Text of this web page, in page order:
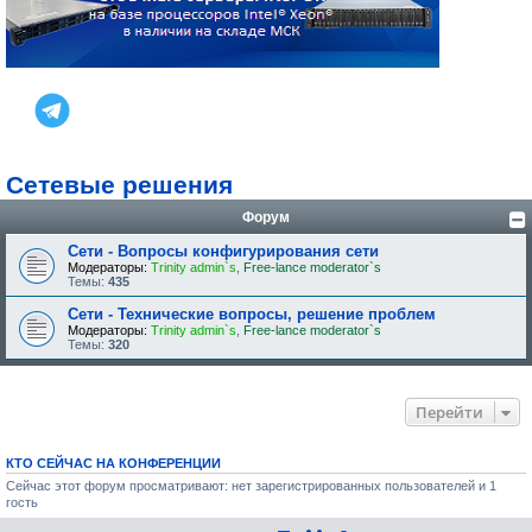
Сетевые решения
Форум
Сети - Вопросы конфигурирования сети
Модераторы: Trinity admin`s
Free-lance moderator`s
Темы: 435
Сети - Технические вопросы, решение проблем
Модераторы: Trinity admin`s
Free-lance moderator`s
Темы: 320
Перейти
КТО СЕЙЧАС НА КОНФЕРЕНЦИИ
Сейчас этот форум просматривают: нет зарегистрированных пользователей и 1
гость